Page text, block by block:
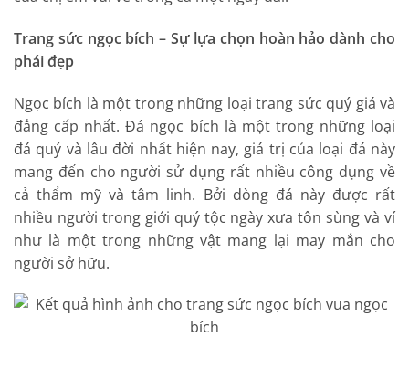
Trang sức ngọc bích – Sự lựa chọn hoàn hảo dành cho
phái đẹp
Ngọc bích là một trong những loại trang sức quý giá và
đẳng cấp nhất. Đá ngọc bích là một trong những loại
đá quý và lâu đời nhất hiện nay, giá trị của loại đá này
mang đến cho người sử dụng rất nhiều công dụng về
cả thẩm mỹ và tâm linh. Bởi dòng đá này được rất
nhiều người trong giới quý tộc ngày xưa tôn sùng và ví
như là một trong những vật mang lại may mắn cho
người sở hữu.